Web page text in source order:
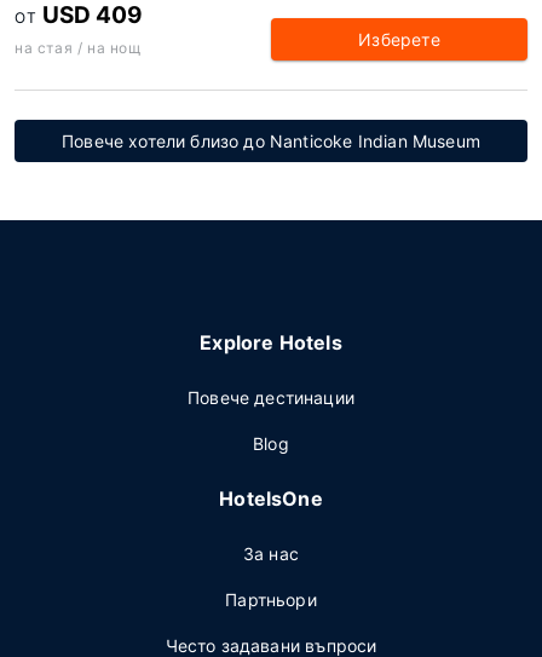
ОТ USD 409
на стая / на нощ Изберете
Повече хотели близо до Nanticoke Indian Museum
Explore Hotels
Повече дестинации
Blog
HotelsOne
За нас
Партньори
Често задавани въпроси